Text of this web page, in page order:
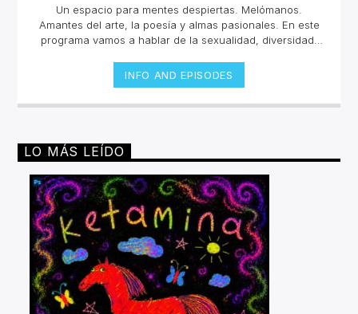
Un espacio para mentes despiertas. Melómanos.
Amantes del arte, la poesía y almas pasionales. En este
programa vamos a hablar de la sexualidad, diversidad,
exposiciones, eventos, cultura.
INFO AND EPISODES
LO MÁS LEÍDO